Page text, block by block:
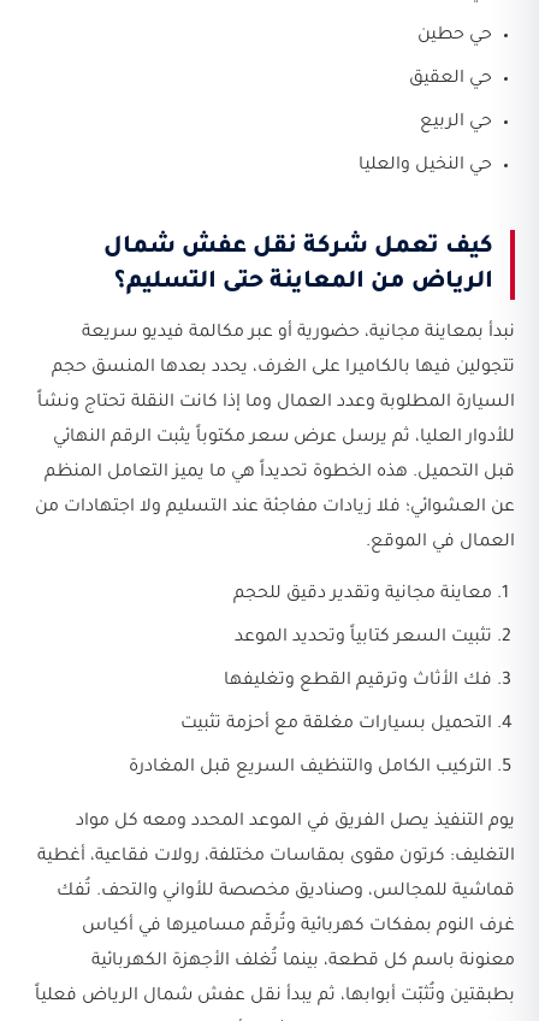
حي حطين
حي العقيق
حي الربيع
حي النخيل والعليا
كيف تعمل شركة نقل عفش شمال
الرياض من المعاينة حتى التسليم؟
نبدأ بمعاينة مجانية، حضورية أو عبر مكالمة فيديو سريعة
تتجولين فيها بالكاميرا على الغرف، يحدد بعدها المنسق حجم
السيارة المطلوبة وعدد العمال وما إذا كانت النقلة تحتاج ونشاً
للأدوار العليا، ثم يرسل عرض سعر مكتوباً يثبت الرقم النهائي
قبل التحميل. هذه الخطوة تحديداً هي ما يميز التعامل المنظم
عن العشوائي؛ فلا زيادات مفاجئة عند التسليم ولا اجتهادات من
العمال في الموقع.
معاينة مجانية وتقدير دقيق للحجم
تثبيت السعر كتابياً وتحديد الموعد
فك الأثاث وترقيم القطع وتغليفها
التحميل بسيارات مغلقة مع أحزمة تثبيت
التركيب الكامل والتنظيف السريع قبل المغادرة
يوم التنفيذ يصل الفريق في الموعد المحدد ومعه كل مواد
التغليف: كرتون مقوى بمقاسات مختلفة، رولات فقاعية، أغطية
قماشية للمجالس، وصناديق مخصصة للأواني والتحف. تُفك
غرف النوم بمفكات كهربائية وتُرقّم مساميرها في أكياس
معنونة باسم كل قطعة، بينما تُغلف الأجهزة الكهربائية
بطبقتين وتُثبّت أبوابها، ثم يبدأ نقل عفش شمال الرياض فعلياً